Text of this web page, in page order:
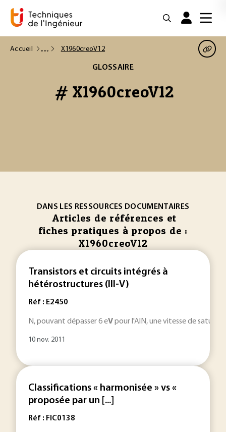
Accueil X1960creoV12
GLOSSAIRE
# X1960creoV12
DANS LES RESSOURCES DOCUMENTAIRES
Articles de références et
fiches pratiques à propos de :
X1960creoV12
Transistors et circuits intégrés à
hétérostructures (III-V)
Réf : E2450
N, pouvant dépasser 6 eVpour l'AlN, une vitesse de
10 nov. 2011
Classifications « harmonisée » vs «
proposée par un [...]
Réf : FIC0138